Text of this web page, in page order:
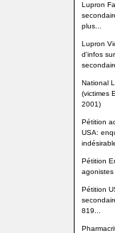
Lupron
plus...
Lupron
d'infos
National
(victimes
2001)
Pétition
USA:
Pétition
agonistes
Pétition
819...